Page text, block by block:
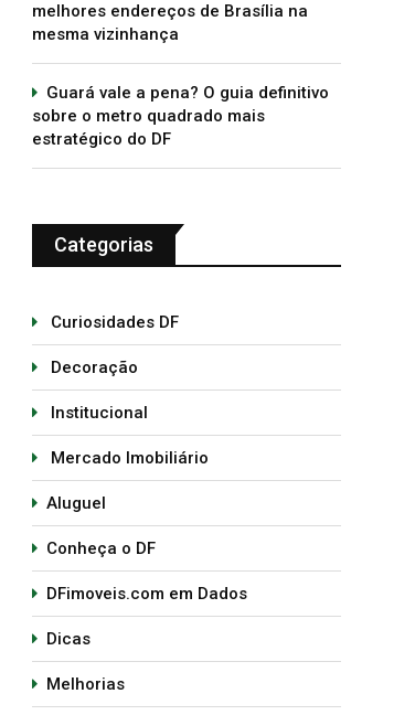
melhores endereços de Brasília na
mesma vizinhança
Guará vale a pena? O guia definitivo
sobre o metro quadrado mais
estratégico do DF
Categorias
Curiosidades DF
Decoração
Institucional
Mercado Imobiliário
Aluguel
Conheça o DF
DFimoveis.com em Dados
Dicas
Melhorias